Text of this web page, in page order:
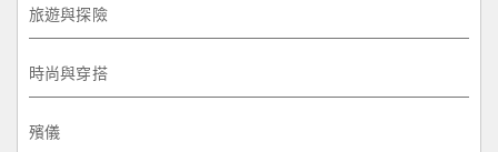
旅遊與探險
時尚與穿搭
殯儀